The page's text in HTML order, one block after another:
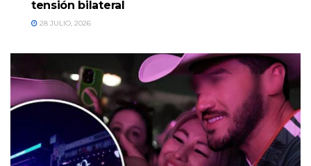
tensión bilateral
28 JULIO, 2026